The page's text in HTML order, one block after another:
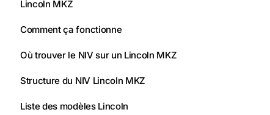
Lincoln MKZ
Comment ça fonctionne
Où trouver le NIV sur un Lincoln MKZ
Structure du NIV Lincoln MKZ
Liste des modèles Lincoln